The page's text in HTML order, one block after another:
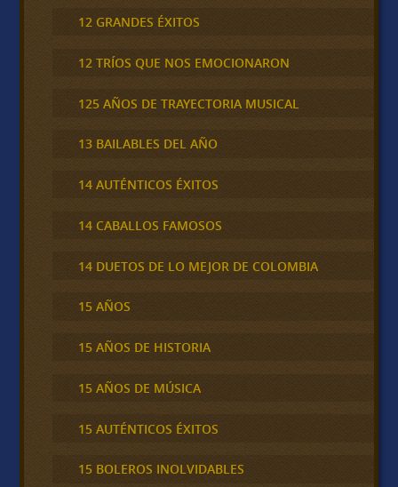
12 GRANDES ÉXITOS
12 TRÍOS QUE NOS EMOCIONARON
125 AÑOS DE TRAYECTORIA MUSICAL
13 BAILABLES DEL AÑO
14 AUTÉNTICOS ÉXITOS
14 CABALLOS FAMOSOS
14 DUETOS DE LO MEJOR DE COLOMBIA
15 AÑOS
15 AÑOS DE HISTORIA
15 AÑOS DE MÚSICA
15 AUTÉNTICOS ÉXITOS
15 BOLEROS INOLVIDABLES